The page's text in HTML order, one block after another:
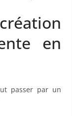
en
passer par un